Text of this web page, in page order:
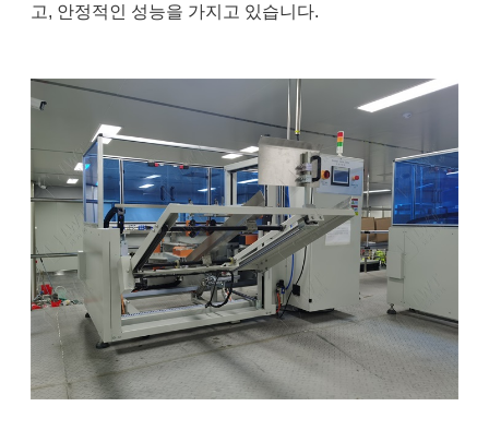
고, 안정적인 성능을 가지고 있습니다.